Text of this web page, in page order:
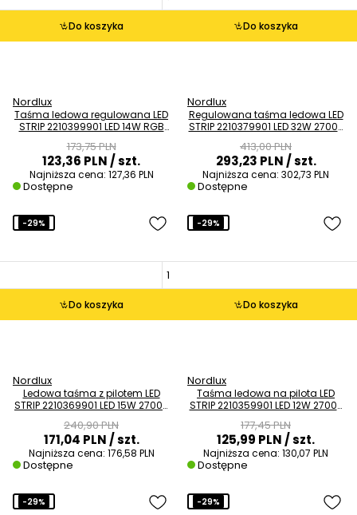
Do koszyka
Nordlux
Taśma ledowa regulowana LED
STRIP 2210399901 LED 14W RGB
173,75 PLN
123,36 PLN/ szt.
Najniższa cena: 127,36 PLN
Dostępne
Do koszyka
Nordlux
Regulowana taśma ledowa LED
STRIP 2210379901 LED 32W 2700-
413,00 PLN
293,23 PLN/ szt.
Najniższa cena: 302,73 PLN
Dostępne
Do koszyka
-29%
Nordlux
Ledowa taśma z pilotem LED
STRIP 2210369901 LED 15W 2700-
240,90 PLN
171,04 PLN/ szt.
Najniższa cena: 176,58 PLN
Dostępne
Do koszyka
-29%
Nordlux
Taśma ledowa na pilota LED
STRIP 2210359901 LED 12W 2700-
177,45 PLN
125,99 PLN/ szt.
Najniższa cena: 130,07 PLN
Dostępne
-29% -29%